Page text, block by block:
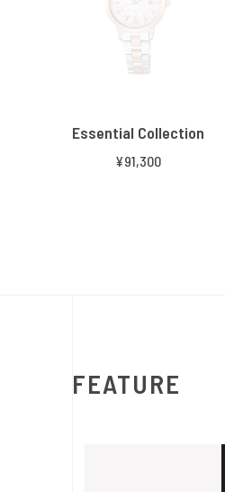
Essential Collection
¥91,300
FEATURE